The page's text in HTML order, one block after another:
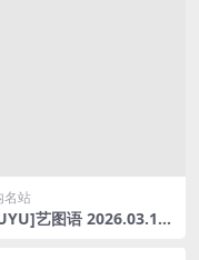
名站
艺图语 2026.03.12